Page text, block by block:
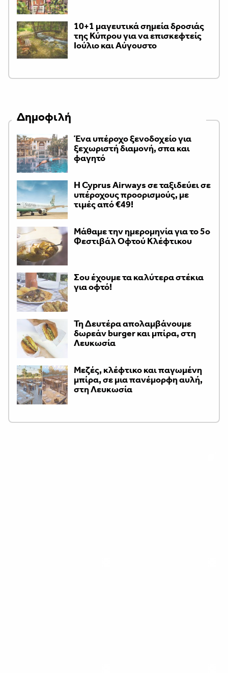
10+1 μαγευτικά σημεία δροσιάς
της Κύπρου για να επισκεφτείς
Ιούλιο και Αύγουστο
Δημοφιλή
Ένα υπέροχο ξενοδοχείο για
ξεχωριστή διαμονή, σπα και
φαγητό
H Cyprus Airways σε ταξιδεύει σε
υπέροχους προορισμούς, με
τιμές από €49!
Μάθαμε την ημερομηνία για το 5ο
Φεστιβάλ Οφτού Κλέφτικου
Σου έχουμε τα καλύτερα στέκια
για οφτό!
Τη Δευτέρα απολαμβάνουμε
δωρεάν burger και μπίρα, στη
Λευκωσία
Μεζές, κλέφτικο και παγωμένη
μπίρα, σε μια πανέμορφη αυλή,
στη Λευκωσία